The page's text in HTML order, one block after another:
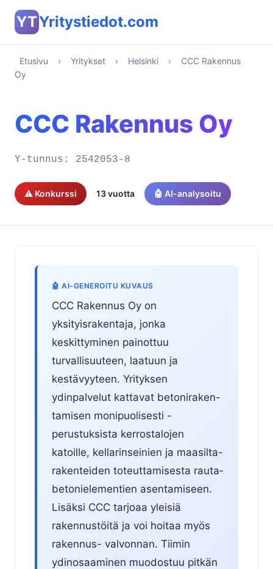
YTYritystiedot.com
Etusivu › Yritykset › Helsinki ›
CCC Rakennus
Oy
CCC Rakennus Oy
Y-tunnus: 2542053-8
⚠️ Konkurssi 13 vuotta 🤖 AI-analysoitu
🤖 AI-GENEROITU KUVAUS
CCC Rakennus Oy on
yksityisrakentaja, jonka
keskittyminen painottuu
turvallisuuteen, laatuun ja
kestävyyteen. Yrityksen
ydinpalvelut kattavat betoniraken-
tamisen monipuolisesti -
perustuksista kerrostalojen
katoille, kellarinseinien ja maasilta-
rakenteiden toteuttamisesta rauta­
betoni­elemen­tien asentamiseen.
Lisäksi CCC tarjoaa yleisiä
rakennustöitä ja voi hoitaa myös
ra­ken­nus- valvon­nan. Tiimin
ydinosaaminen muodostuu pitkän